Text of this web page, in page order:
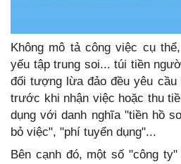
Không mô tả công việc cụ
yếu tập trung soi... túi tiền
đối tượng lừa đảo đều yêu
trước khi nhận việc hoặc thu
dụng với danh nghĩa "tiền hồ
bỏ việc", "phí tuyển dụng"...
Bên cạnh đó, một số "công